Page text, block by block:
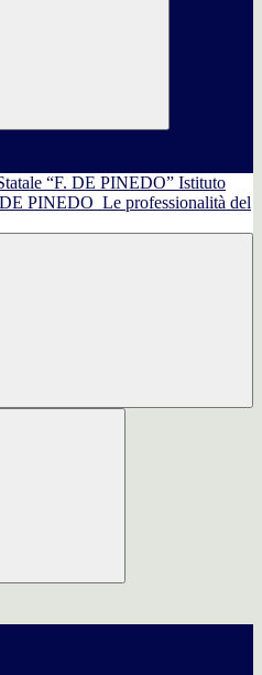
Istituto
PINEDO Le professionalità del